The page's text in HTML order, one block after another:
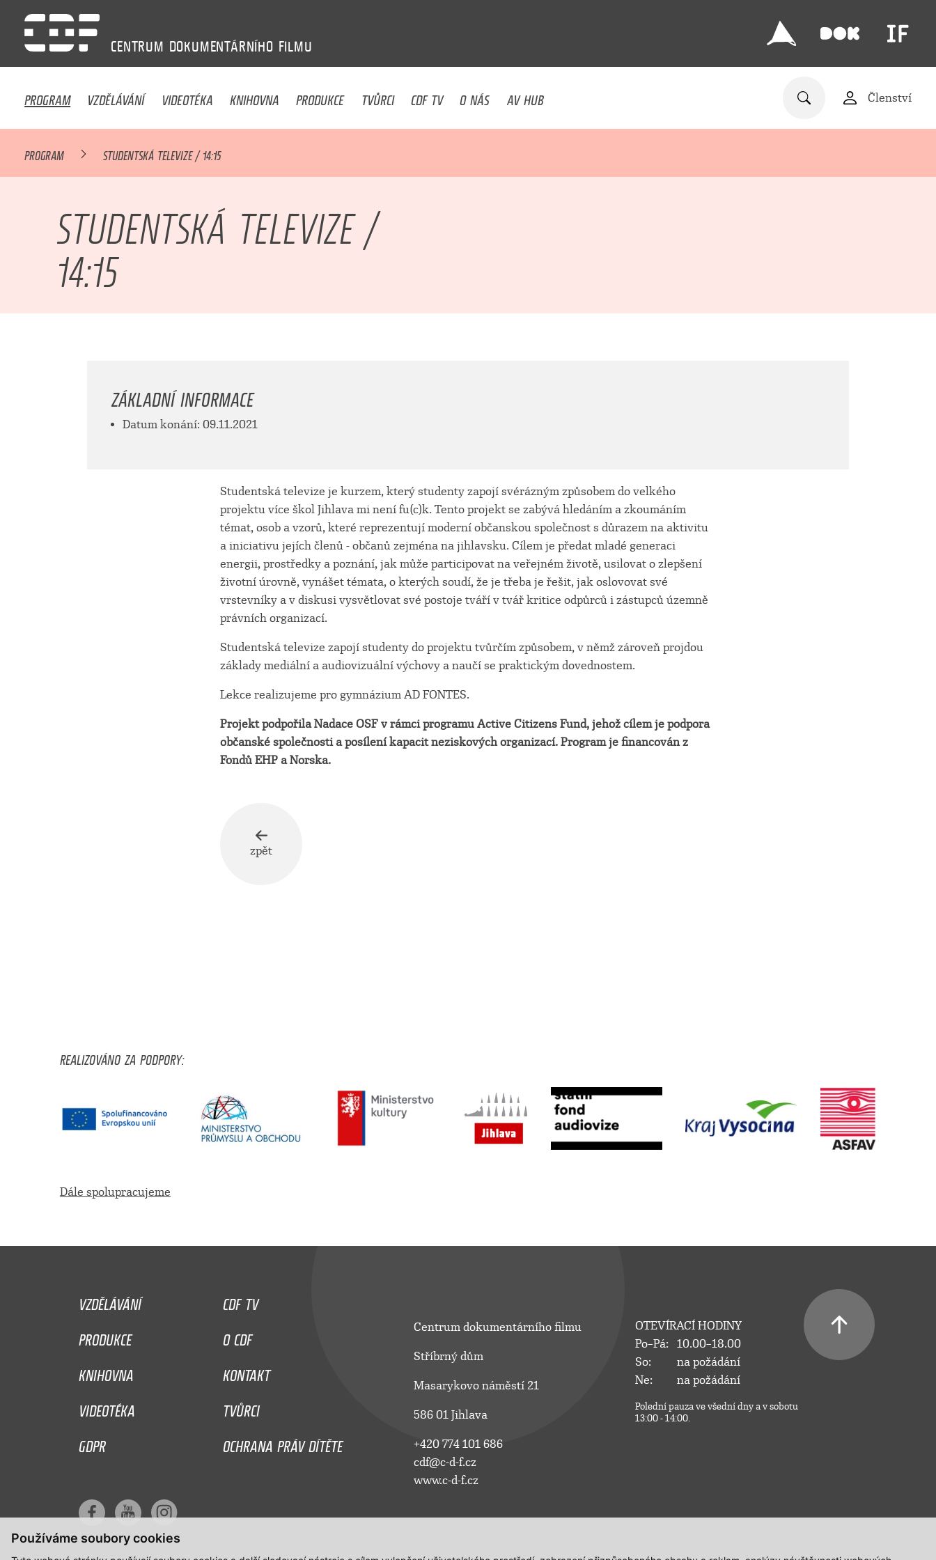
Používáme soubory cookies
CENTRUM DOKUMENTÁRNÍHO FILMU
PROGRAM VZDĚLÁVÁNÍ VIDEOTÉKA KNIHOVNA PRODUKCE TVŮRCI CDF TV O NÁS AV HUB Členství
PROGRAM STUDENTSKÁ TELEVIZE / 14:15
STUDENTSKÁ TELEVIZE /
14:15
ZÁKLADNÍ INFORMACE
Datum konání: 09.11.2021
Studentská televize je kurzem, který studenty zapojí svérázným způsobem do velkého
projektu více škol Jihlava mi není fu(c)k. Tento projekt se zabývá hledáním a zkoumáním
témat, osob a vzorů, které reprezentují moderní občanskou společnost s důrazem na aktivitu
a iniciativu jejích členů - občanů zejména na jihlavsku. Cílem je předat mladé generaci
energii, prostředky a poznání, jak může participovat na veřejném životě, usilovat o zlepšení
životní úrovně, vynášet témata, o kterých soudí, že je třeba je řešit, jak oslovovat své
vrstevníky a v diskusi vysvětlovat své postoje tváří v tvář kritice odpůrců i zástupců územně
právních organizací.
Studentská televize zapojí studenty do projektu tvůrčím způsobem, v němž zároveň projdou
základy mediální a audiovizuální výchovy a naučí se praktickým dovednostem.
Lekce realizujeme pro gymnázium AD FONTES.
Projekt podpořila Nadace OSF v rámci programu Active Citizens Fund, jehož cílem je podpora
občanské společnosti a posílení kapacit neziskových organizací. Program je financován z
Fondů EHP a Norska.
zpět
REALIZOVÁNO ZA PODPORY:
Dále spolupracujeme
VZDĚLÁVÁNÍ
CDF TV
PRODUKCE
O CDF
KNIHOVNA
KONTAKT
VIDEOTÉKA
TVŮRCI
GDPR
OCHRANA PRÁV DÍTĚTE
Centrum dokumentárního filmu
Stříbrný dům
Masarykovo náměstí 21
586 01 Jihlava
+420 774 101 686
cdf@c-d-f.cz
www.c-d-f.cz
OTEVÍRACÍ HODINY
Po–Pá:
10.00–18.00
So:
na požádání
Ne:
na požádání
Polední pauza ve všední dny a v sobotu
13:00 - 14:00.